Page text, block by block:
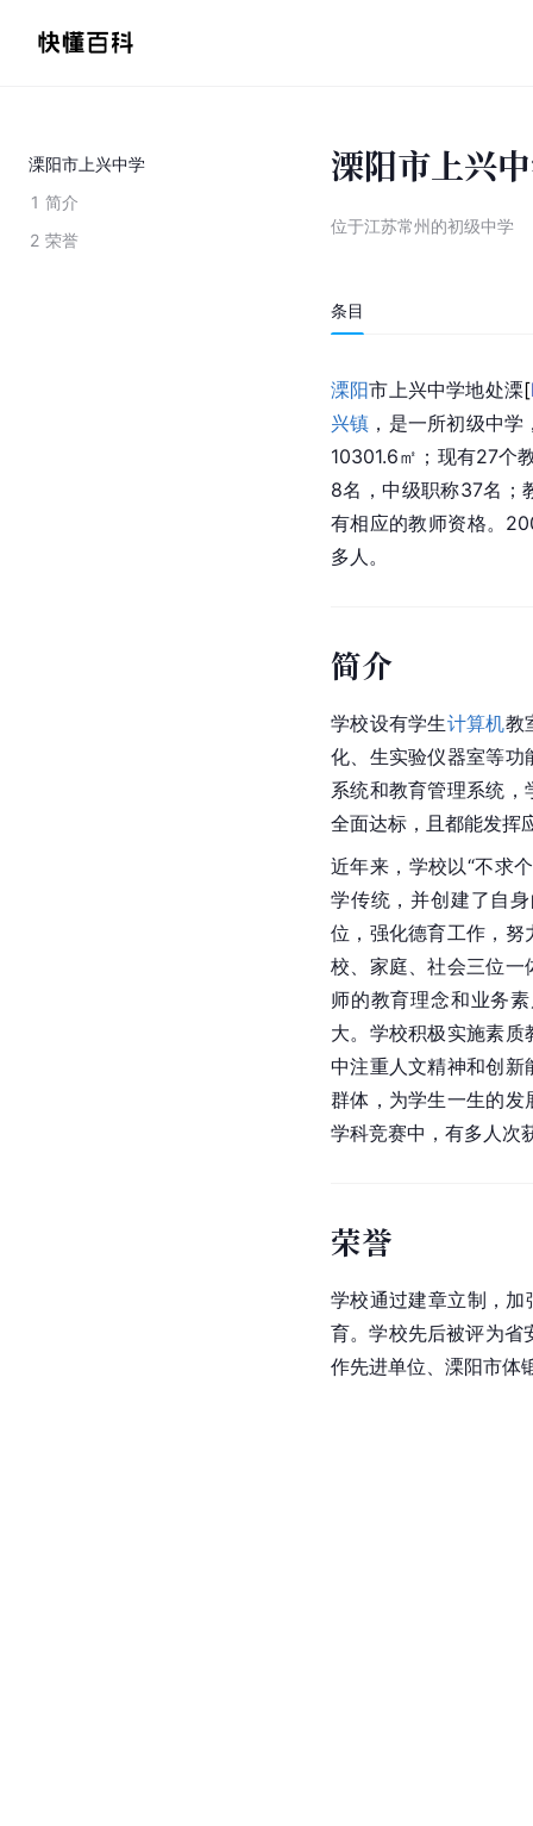
溧阳市上兴中学
1 简介
2 荣誉
溧阳市上兴
位于江苏常州的初级中学
条目
溧阳市上兴中学地处溧[
兴镇 ，是一所初级中
10301.6㎡；现有27个
8名，中级职称37名；
有相应的教师资格。
多人。
简介
学校设有学生计算机教
化、生实验仪器室等功
系统和教育管理系统
全面达标，且都能发挥
近年来，学校以“不求
学传统，并创建了自
位，强化德育工作，努
校、家庭、社会三位一
师的教育理念和业务
大。学校积极实施素
中注重人文精神和创新
群体，为学生一生的发
学科竞赛中，有多人次
荣誉
学校通过建章立制，
育。学校先后被评为省
作先进单位、溧阳市体